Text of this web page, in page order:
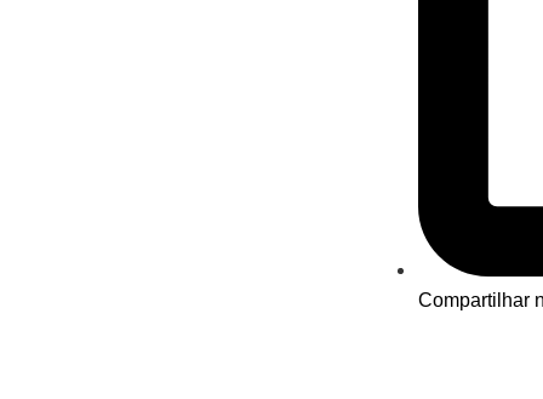
Compartilhar